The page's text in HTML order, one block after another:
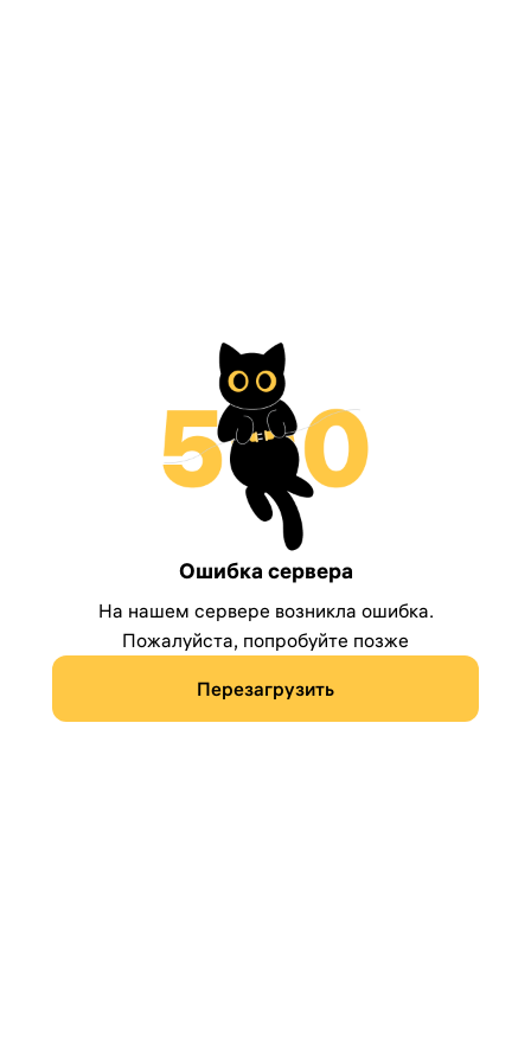
Ошибка сервера
На нашем сервере возникла ошибка.
Пожалуйста, попробуйте позже
Перезагрузить